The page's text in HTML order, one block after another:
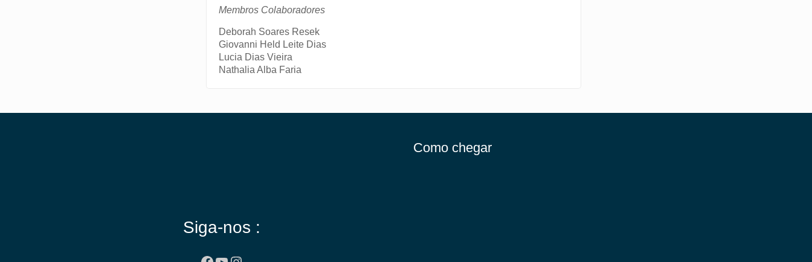
Membros Colaboradores
Deborah Soares Resek
Giovanni Held Leite Dias
Lucia Dias Vieira
Nathalia Alba Faria
Siga-nos :
Como chegar